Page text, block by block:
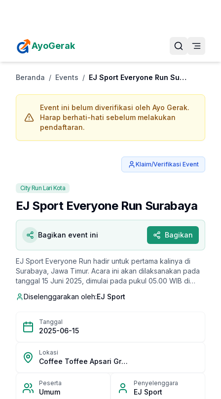
AyoGerak
Beranda / Events / EJ Sport Everyone Run Surabaya
Event ini belum diverifikasi oleh Ayo Gerak.
Harap berhati-hati sebelum melakukan
pendaftaran.
Klaim/Verifikasi Event
City Run Lari Kota
EJ Sport Everyone Run Surabaya
Bagikan event ini Bagikan
EJ Sport Everyone Run hadir untuk pertama kalinya di
Surabaya, Jawa Timur. Acara ini akan dilaksanakan pada
tanggal 15 Juni 2025, dimulai pada pukul 05.00 WIB di
merayakan semangat kebersamaan dan mencapai
keseruan ini dan merasakan suasana meriah di Kota
Pahlawan bersama EJ Sport. Slot peserta terbatas, jadi
Diselenggarakan oleh:EJ Sport
Tanggal
2025-06-15
Lokasi
Coffee Toffee Apsari Grahadi
Peserta
Umum
Penyelenggara
EJ Sport